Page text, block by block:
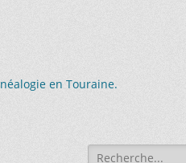
en Touraine.
Recherche